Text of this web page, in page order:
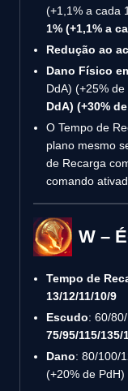
(+1,1% a cada
1% (+1,1% a
Redução ao
Dano Físico
DdA) (+25%
DdA) (+30%
O Tempo de
plano mesmo
de Recarga
comando
W –
Tempo de
13/12/11/10/9
Escudo: 60/
75/95/115/
Dano: 80/100/
(+20% de